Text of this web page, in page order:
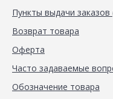
Пункты выдачи
Возврат товара
Оферта
Часто задаваемые
Обозначение товара